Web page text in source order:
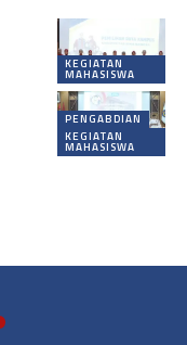
KEGIATAN
MAHASISWA
PENGABDIAN
KEGIATAN
MAHASISWA